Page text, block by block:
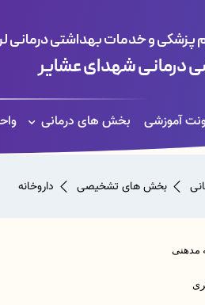
پزشکی و خدمات بهداشتی درمانی
درمانی شهدای عشایر
آموزشی بخش های درمانی
بخش های تشخیصی داروخانه
مدهنی